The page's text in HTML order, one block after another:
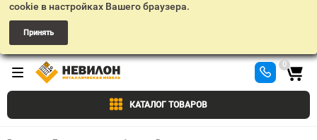
cookie в настройках Вашего браузера.
Принять
КАТАЛОГ ТОВАРОВ
0